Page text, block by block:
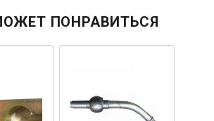
ПОНРАВИТЬСЯ